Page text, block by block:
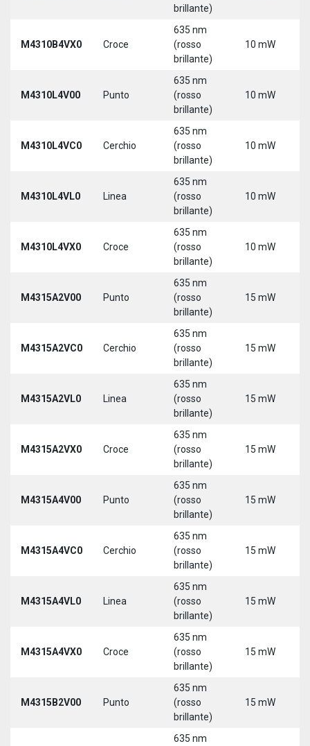
brillante)
M4310B4VX0 Croce
635 nm
(rosso
brillante)
10 mW
M4310L4V00 Punto
635 nm
(rosso
brillante)
10 mW
M4310L4VC0 Cerchio
635 nm
(rosso
brillante)
10 mW
M4310L4VL0 Linea
635 nm
(rosso
brillante)
10 mW
M4310L4VX0 Croce
635 nm
(rosso
brillante)
10 mW
M4315A2V00 Punto
635 nm
(rosso
brillante)
15 mW
M4315A2VC0 Cerchio
635 nm
(rosso
brillante)
15 mW
M4315A2VL0 Linea
635 nm
(rosso
brillante)
15 mW
M4315A2VX0 Croce
635 nm
(rosso
brillante)
15 mW
M4315A4V00 Punto
635 nm
(rosso
brillante)
15 mW
M4315A4VC0 Cerchio
635 nm
(rosso
brillante)
15 mW
M4315A4VL0 Linea
635 nm
(rosso
brillante)
15 mW
M4315A4VX0 Croce
635 nm
(rosso
brillante)
15 mW
M4315B2V00 Punto
635 nm
(rosso
brillante)
15 mW
635 nm